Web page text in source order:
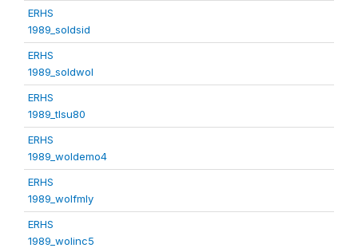
ERHS
1989_soldsid
ERHS
1989_soldwol
ERHS
1989_tlsu80
ERHS
1989_woldemo4
ERHS
1989_wolfmly
ERHS
1989_wolinc5